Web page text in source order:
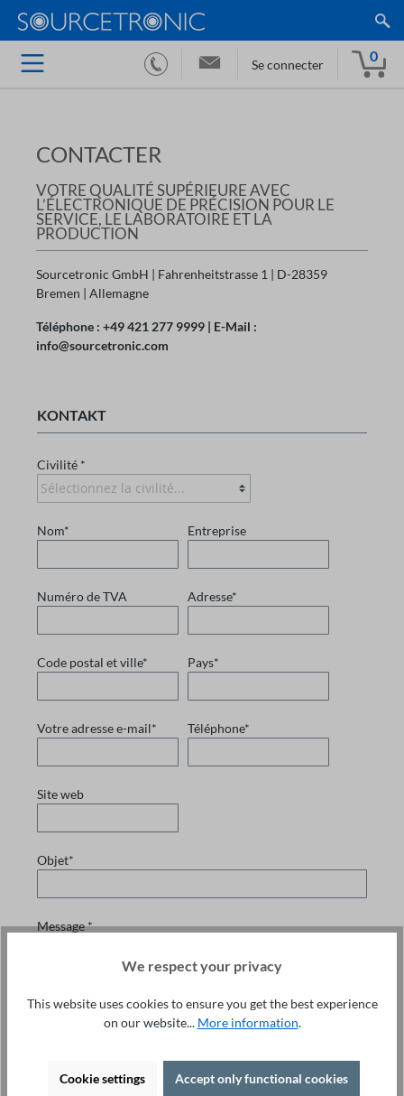
Se connecter
0
CONTACTER
VOTRE QUALITÉ SUPÉRIEURE AVEC
L’ÉLECTRONIQUE DE PRÉCISION POUR LE
SERVICE, LE LABORATOIRE ET LA
PRODUCTION
Sourcetronic GmbH | Fahrenheitstrasse 1 | D-28359
Bremen | Allemagne
Téléphone : +49 421 277 9999 | E-Mail :
info@sourcetronic.com
KONTAKT
Civilité *
Nom* Entreprise
Numéro de TVA Adresse*
Code postal et ville* Pays*
Votre adresse e-mail* Téléphone*
Site web
Objet*
Message *
Les champs marqués d'un astérisque (*) sont obligatoires.
We respect your privacy
This website uses cookies to ensure you get the best experience
on our website... More information.
Cookie settings Accept only functional cookies